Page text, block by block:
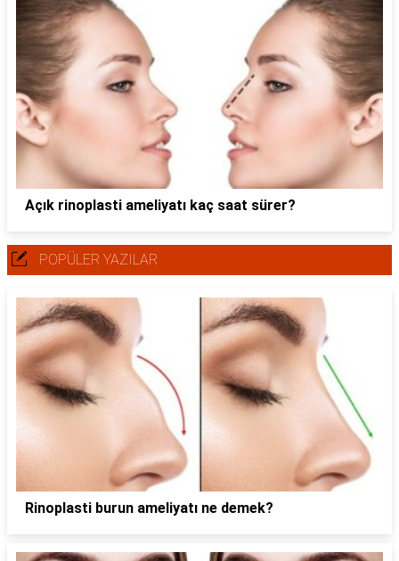
Açık rinoplasti ameliyatı kaç saat sürer?
POPÜLER YAZILAR
Rinoplasti burun ameliyatı ne demek?